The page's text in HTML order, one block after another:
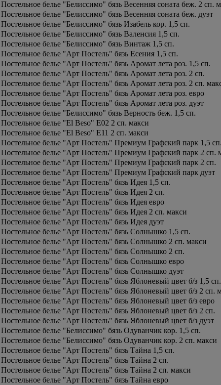
Постельное белье "Белиссимо" бязь Весенняя соната беж. 2 сп.
Постельное белье "Белиссимо" бязь Весенняя соната беж. дуэт
Постельное белье "Белиссимо" бязь Изабель кор. 1,5 сп.
Постельное белье "Белиссимо" бязь Валенсия 1,5 сп.
Постельное белье "Белиссимо" бязь Винтаж 1,5 сп.
Постельное белье "Арт Постель" бязь Есения 1,5 сп.
Постельное белье "Арт Постель" бязь Аромат лета роз. 1,5 сп.
Постельное белье "Арт Постель" бязь Аромат лета роз. 2 сп.
Постельное белье "Арт Постель" бязь Аромат лета роз. 2 сп.
Постельное белье "Арт Постель" бязь Аромат лета роз. евро
Постельное белье "Арт Постель" бязь Аромат лета роз. дуэт
Постельное белье "Белиссимо" бязь Верность беж. 1,5 сп.
Постельное белье "El Beso" E02 2 сп. макси
Постельное белье "El Beso" E11 2 сп. макси
Постельное белье "Арт Постель" Премиум Графский парк 1,5
Постельное белье "Арт Постель" Премиум Графский парк 2 сп.
Постельное белье "Арт Постель" Премиум Графский парк 2 сп.
Постельное белье "Арт Постель" Премиум Графский парк дуэт
Постельное белье "Арт Постель" бязь Идея 1,5 сп.
Постельное белье "Арт Постель" бязь Идея 2 сп.
Постельное белье "Арт Постель" бязь Идея евро
Постельное белье "Арт Постель" бязь Идея 2 сп. макси
Постельное белье "Арт Постель" бязь Идея дуэт
Постельное белье "Арт Постель" бязь Солнышко 1,5 сп.
Постельное белье "Арт Постель" бязь Солнышко 2 сп. макси
Постельное белье "Арт Постель" бязь Солнышко 2 сп.
Постельное белье "Арт Постель" бязь Солнышко евро
Постельное белье "Арт Постель" бязь Солнышко дуэт
Постельное белье "Арт Постель" бязь Яблоневый цвет б/з 1,5 сп.
Постельное белье "Арт Постель" бязь Яблоневый цвет б/з 2 сп.
Постельное белье "Арт Постель" бязь Яблоневый цвет б/з евро
Постельное белье "Арт Постель" бязь Яблоневый цвет б/з 2 сп.
Постельное белье "Арт Постель" бязь Яблоневый цвет б/з дуэт
Постельное белье "Белиссимо" бязь Одуванчик кор. 1,5 сп.
Постельное белье "Белиссимо" бязь Одуванчик кор. 2 сп. макси
Постельное белье "Арт Постель" бязь Тайна 1,5 сп.
Постельное белье "Арт Постель" бязь Тайна 2 сп.
Постельное белье "Арт Постель" бязь Тайна 2 сп. макси
Постельное белье "Арт Постель" бязь Тайна евро